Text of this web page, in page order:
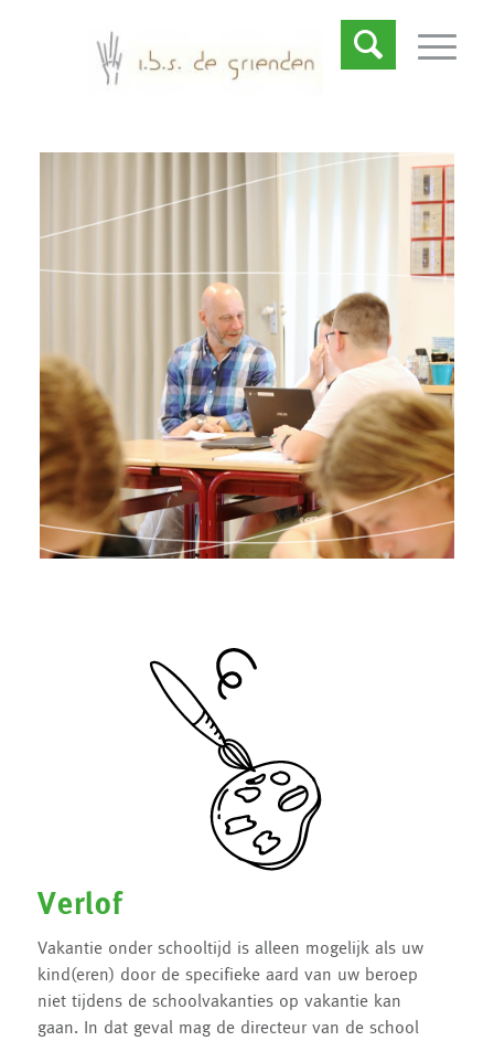
Verlof
Vakantie onder schooltijd is alleen mogelijk als uw
kind(eren) door de specifieke aard van uw beroep
niet tijdens de schoolvakanties op vakantie kan
gaan. In dat geval mag de directeur van de school